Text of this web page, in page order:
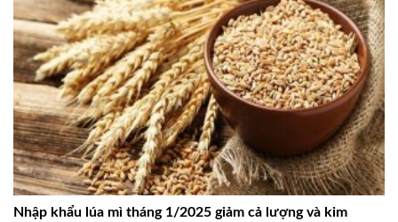
Nhập khẩu lúa mì tháng 1/2025 giảm cả lượng và kim